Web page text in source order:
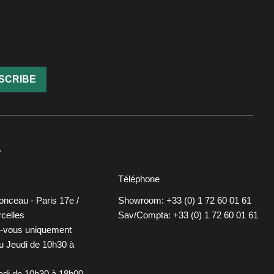
- Paris 17e /
vous uniquement
Jeudi de 10h30 à
Téléphone
Showroom: +33 (0) 1 72 60 01 61
Sav/Compta: +33 (0) 1 72 60 01 61